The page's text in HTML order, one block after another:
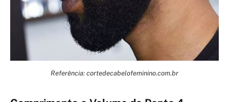
Referência: cortedecabelofeminino.com.br